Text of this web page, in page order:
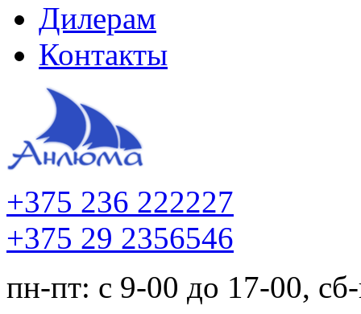
Дилерам
Контакты
+375 236 222227
+375 29 2356546
пн-пт: с 9-00 до 17-00,